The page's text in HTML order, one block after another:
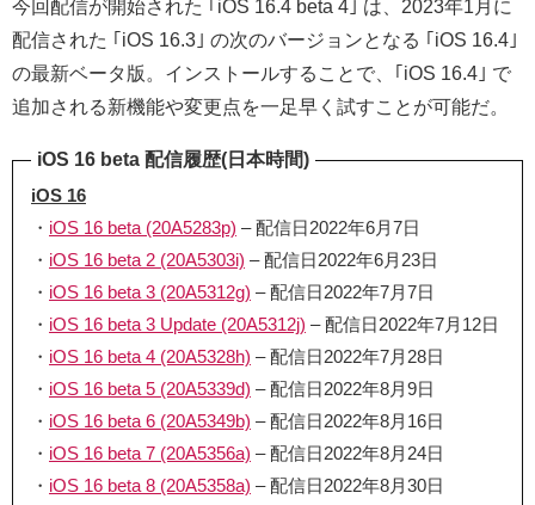
今回配信が開始された ｢iOS 16.4 beta 4｣ は、2023年1月に
配信された ｢iOS 16.3｣ の次のバージョンとなる ｢iOS 16.4｣
の最新ベータ版。インストールすることで、｢iOS 16.4｣ で
追加される新機能や変更点を一足早く試すことが可能だ。
iOS 16 beta 配信履歴(日本時間)
iOS 16
・ iOS 16 beta (20A5283p) – 配信日2022年6月7日
・ iOS 16 beta 2 (20A5303i) – 配信日2022年6月23日
・ iOS 16 beta 3 (20A5312g) – 配信日2022年7月7日
・ iOS 16 beta 3 Update (20A5312j) – 配信日2022年7月12日
・ iOS 16 beta 4 (20A5328h) – 配信日2022年7月28日
・ iOS 16 beta 5 (20A5339d) – 配信日2022年8月9日
・ iOS 16 beta 6 (20A5349b) – 配信日2022年8月16日
・ iOS 16 beta 7 (20A5356a) – 配信日2022年8月24日
・ iOS 16 beta 8 (20A5358a) – 配信日2022年8月30日